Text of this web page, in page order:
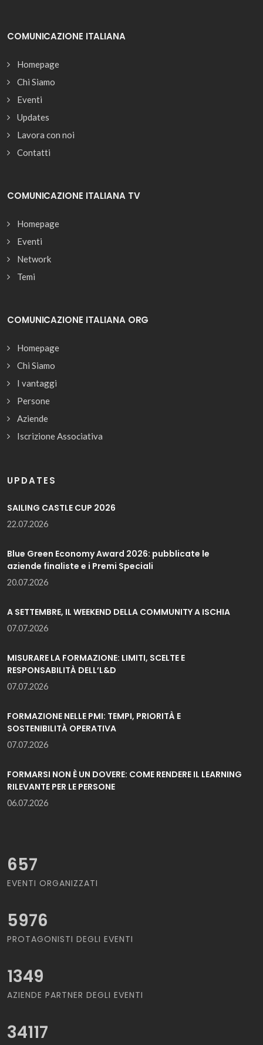
COMUNICAZIONE ITALIANA
Homepage
Chi Siamo
Eventi
Updates
Lavora con noi
Contatti
COMUNICAZIONE ITALIANA TV
Homepage
Eventi
Network
Temi
COMUNICAZIONE ITALIANA ORG
Homepage
Chi Siamo
I vantaggi
Persone
Aziende
Iscrizione Associativa
UPDATES
SAILING CASTLE CUP 2026
22.07.2026
Blue Green Economy Award 2026: pubblicate le
aziende finaliste e i Premi Speciali
20.07.2026
A SETTEMBRE, IL WEEKEND DELLA COMMUNITY A ISCHIA
07.07.2026
MISURARE LA FORMAZIONE: LIMITI, SCELTE E
RESPONSABILITÀ DELL’L&D
07.07.2026
FORMAZIONE NELLE PMI: TEMPI, PRIORITÀ E
SOSTENIBILITÀ OPERATIVA
07.07.2026
FORMARSI NON È UN DOVERE: COME RENDERE IL LEARNING
RILEVANTE PER LE PERSONE
06.07.2026
657
EVENTI ORGANIZZATI
5976
PROTAGONISTI DEGLI EVENTI
1349
AZIENDE PARTNER DEGLI EVENTI
34117